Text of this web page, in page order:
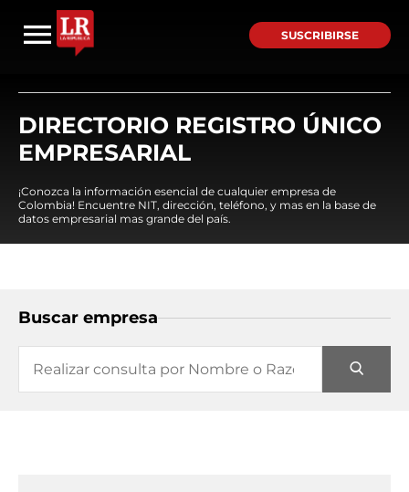
SUSCRIBIRSE
DIRECTORIO REGISTRO ÚNICO
EMPRESARIAL
¡Conozca la información esencial de cualquier empresa de
Colombia! Encuentre NIT, dirección, teléfono, y mas en la base de
datos empresarial mas grande del país.
Buscar empresa